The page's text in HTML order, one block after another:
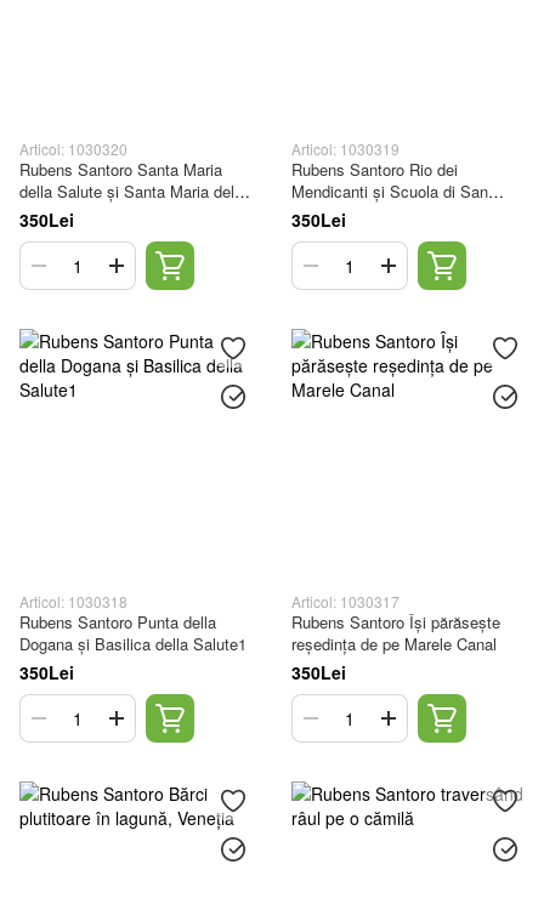
Articol: 1030320
Rubens Santoro Santa Maria
della Salute și Santa Maria del
Rosario
350Lei
Articol: 1030319
Rubens Santoro Rio dei
Mendicanti și Scuola di San
Marco, Veneția
350Lei
Articol: 1030318
Rubens Santoro Punta della
Dogana și Basilica della Salute1
350Lei
Articol: 1030317
Rubens Santoro Își părăsește
reședința de pe Marele Canal
350Lei